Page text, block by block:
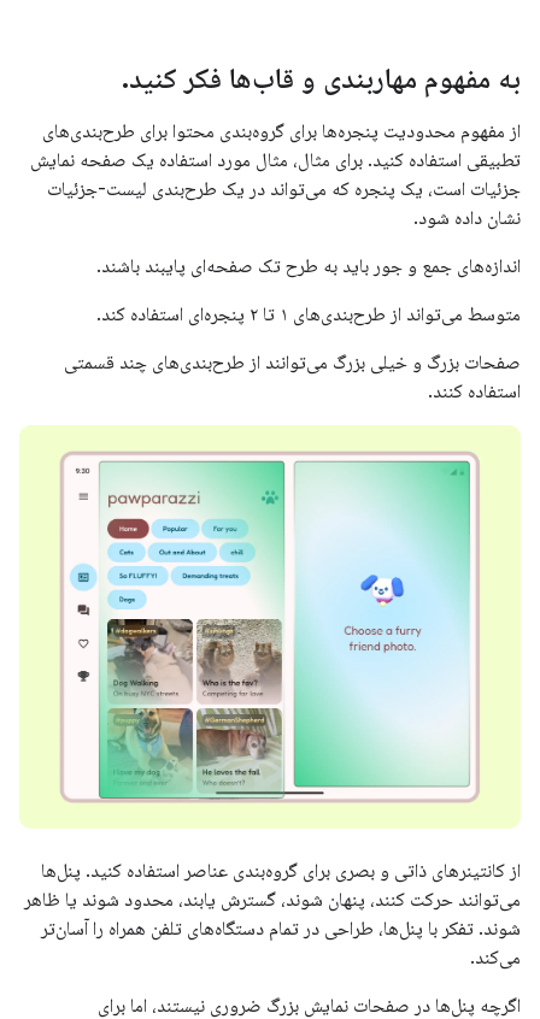
به مفهوم مهاربندی و قاب‌ها فکر کنید.
از مفهوم محدودیت پنجره‌ها برای گروه‌بندی محتوا برای طرح‌بندی‌های
تطبیقی ​​استفاده کنید. برای مثال، مثال مورد استفاده یک صفحه نمایش
جزئیات است، یک پنجره که می‌تواند در یک طرح‌بندی لیست-جزئیات
نشان داده شود.
اندازه‌های جمع و جور باید به طرح تک صفحه‌ای پایبند باشند.
متوسط ​​می‌تواند از طرح‌بندی‌های ۱ تا ۲ پنجره‌ای استفاده کند.
صفحات بزرگ و خیلی بزرگ می‌توانند از طرح‌بندی‌های چند قسمتی
استفاده کنند.
از کانتینرهای ذاتی و بصری برای گروه‌بندی عناصر استفاده کنید. پنل‌ها
می‌توانند حرکت کنند، پنهان شوند، گسترش یابند، محدود شوند یا ظاهر
شوند. تفکر با پنل‌ها، طراحی در تمام دستگاه‌های تلفن همراه را آسان‌تر
می‌کند.
اگرچه پنل‌ها در صفحات نمایش بزرگ ضروری نیستند، اما برای